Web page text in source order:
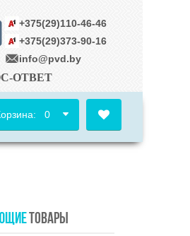
+375(29)110-46-46
+375(29)373-90-16
info@pvd.by
ОТВЕТ
0
ТОВАРЫ